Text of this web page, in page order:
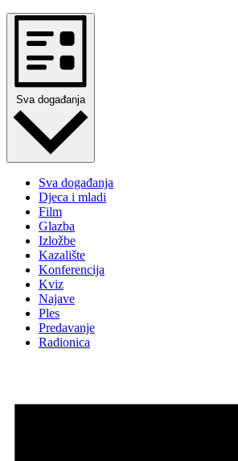
Sva događanja
Sva događanja
Djeca i mladi
Film
Glazba
Izložbe
Kazalište
Konferencija
Kviz
Najave
Ples
Predavanje
Radionica